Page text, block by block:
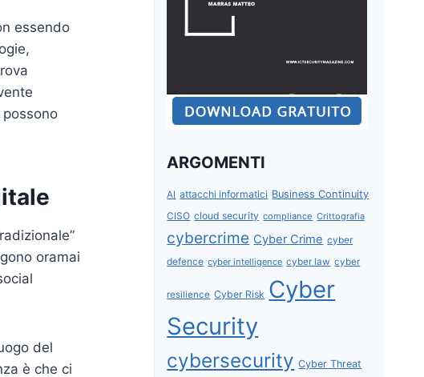
essendo
oramai
del
è che ci
ARGOMENTI
AI attacchi informatici Business Continuity
CISO cloud security compliance Crittografia
cybercrime Cyber Crime cyber
defence cyber intelligence cyber law cyber
resilience Cyber Risk Cyber
Security
cybersecurity Cyber Threat